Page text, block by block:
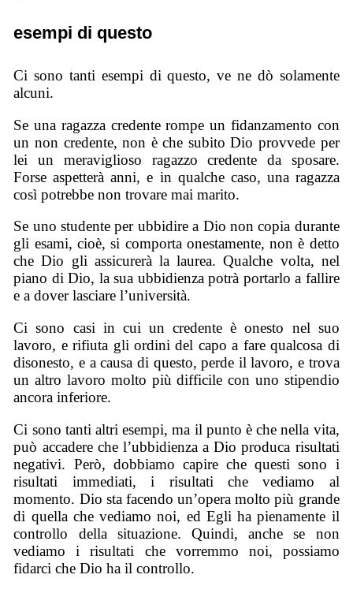
esempi di questo
Ci sono tanti esempi di questo, ve ne dò solamente
alcuni.
Se una ragazza credente rompe un fidanzamento con
un non credente, non è che subito Dio provvede per
lei un meraviglioso ragazzo credente da sposare.
Forse aspetterà anni, e in qualche caso, una ragazza
così potrebbe non trovare mai marito.
Se uno studente per ubbidire a Dio non copia durante
gli esami, cioè, si comporta onestamente, non è detto
che Dio gli assicurerà la laurea. Qualche volta, nel
piano di Dio, la sua ubbidienza potrà portarlo a fallire
e a dover lasciare l’università.
Ci sono casi in cui un credente è onesto nel suo
lavoro, e rifiuta gli ordini del capo a fare qualcosa di
disonesto, e a causa di questo, perde il lavoro, e trova
un altro lavoro molto più difficile con uno stipendio
ancora inferiore.
Ci sono tanti altri esempi, ma il punto è che nella vita,
può accadere che l’ubbidienza a Dio produca risultati
negativi. Però, dobbiamo capire che questi sono i
risultati immediati, i risultati che vediamo al
momento. Dio sta facendo un’opera molto più grande
di quella che vediamo noi, ed Egli ha pienamente il
controllo della situazione. Quindi, anche se non
vediamo i risultati che vorremmo noi, possiamo
fidarci che Dio ha il controllo.